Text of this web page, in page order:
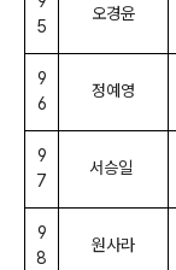
5
오경윤
9
6
정예영
9
7
서승일
9
8
원사라